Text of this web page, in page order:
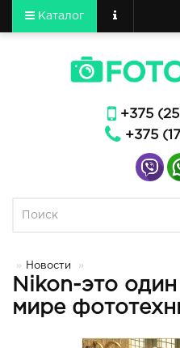
Каталог
+375
+375
Новости
Nikon-это
мире